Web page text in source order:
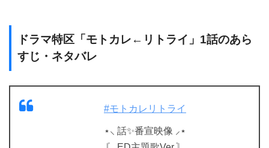
ドラマ特区「モトカレ←リトライ」1話のあら
すじ・ネタバレ
#モトカレリトライ
⋆⸜ 話✨番宣映像 ⸝⋆